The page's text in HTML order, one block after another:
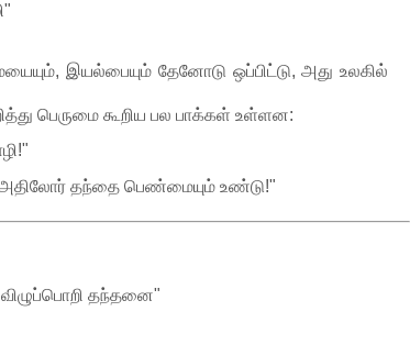
இயல்பையும் தேனோடு ஒப்பிட்டு, அது உலகில்
பெருமை கூறிய பல பாக்கள் உள்ளன:
தந்தை பெண்மையும் உண்டு!"
விழுப்பொறி தந்தனை"